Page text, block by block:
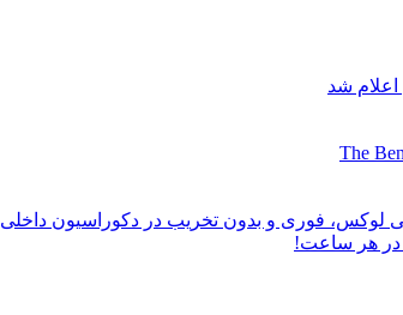
شد
The
لوکس، فوری و بدون تخریب در دکوراسیون داخلی